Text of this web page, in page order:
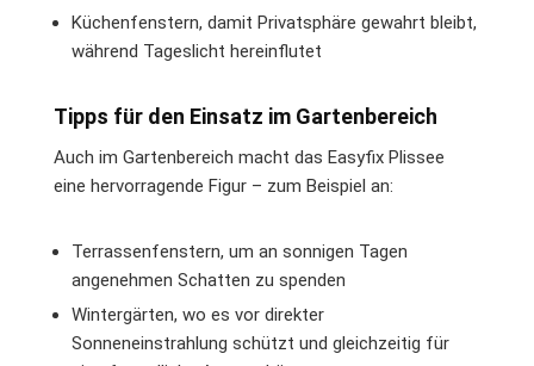
Küchenfenstern, damit Privatsphäre gewahrt bleibt,
während Tageslicht hereinflutet
Tipps für den Einsatz im Gartenbereich
Auch im Gartenbereich macht das Easyfix Plissee
eine hervorragende Figur – zum Beispiel an:
Terrassenfenstern, um an sonnigen Tagen
angenehmen Schatten zu spenden
Wintergärten, wo es vor direkter
Sonneneinstrahlung schützt und gleichzeitig für